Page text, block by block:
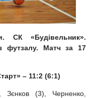
СК «Будівельник».
з футзалу. Матч за 17
– 11:2 (6:1)
(3), Черненко,